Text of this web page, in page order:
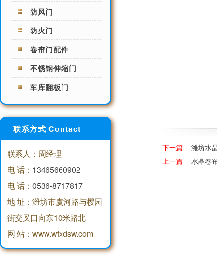
防风门
防火门
卷帘门配件
不锈钢伸缩门
车库翻板门
联系方式 Contact
联系人：周经理
电 话： 13465660902
电 话： 0536-8717817
地 址：潍坊市虞河路与樱园
街交叉口向东10米路北
网 站：www.wfxdsw.com
下一篇： 潍坊水
上一篇： 水晶卷